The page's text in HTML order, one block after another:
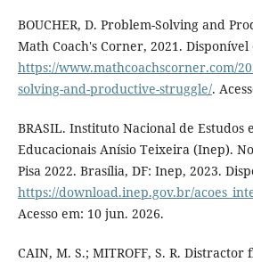
BOUCHER, D. Problem-Solving and
Math Coach's Corner, 2021. Disponível
https://www.mathcoachscorner.com/
solving-and-productive-struggle/.
BRASIL. Instituto Nacional de Estudos
Educacionais Anísio Teixeira (Inep).
Pisa 2022. Brasília, DF: Inep, 2023.
https://download.inep.gov.br/
Acesso em: 10 jun. 2026.
CAIN, M. S.; MITROFF, S. R.